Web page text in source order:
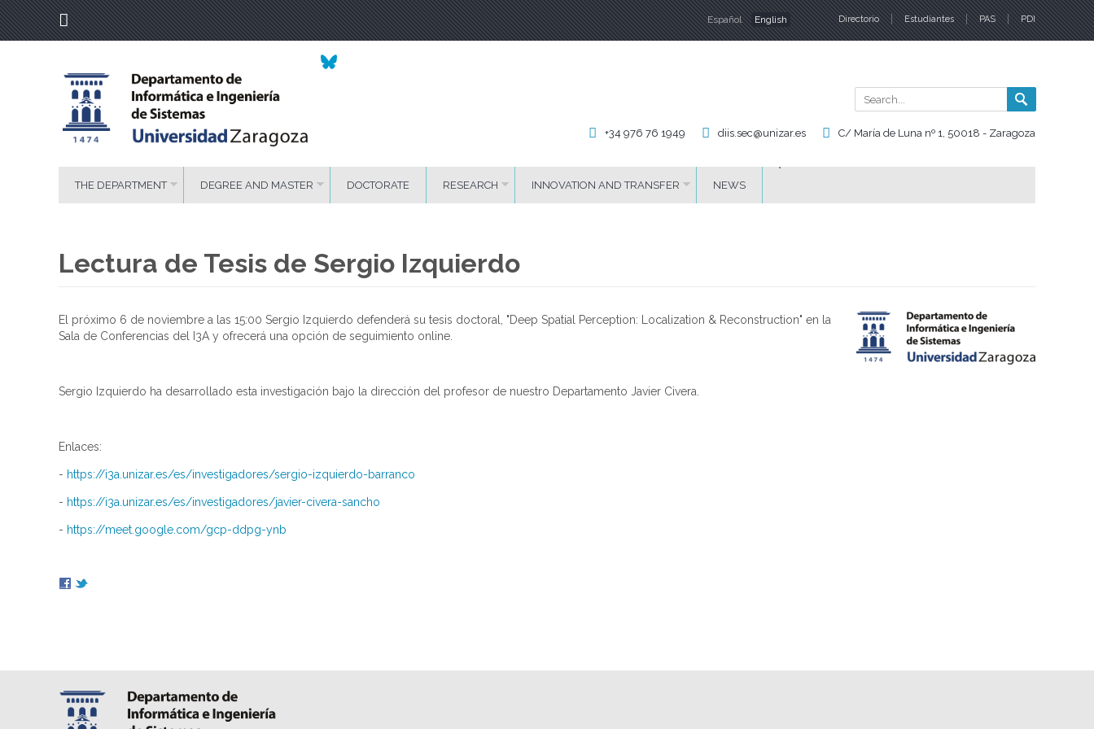
Directorio Estudiantes PAS PDI
Languages
Español English
Search
C/ María de Luna nº 1, 50018 - Zaragoza
diis.sec@unizar.es
+34 976 76 1949
THE DEPARTMENT DEGREE AND MASTER DOCTORATE RESEARCH INNOVATION AND TRANSFER NEWS
Lectura de Tesis de Sergio Izquierdo
El próximo 6 de noviembre a las 15:00 Sergio Izquierdo defenderá su tesis doctoral, "Deep Spatial Perception: Localization & Reconstruction" en la
Sala de Conferencias del I3A y ofrecerá una opción de seguimiento online.
Sergio Izquierdo ha desarrollado esta investigación bajo la dirección del profesor de nuestro Departamento Javier Civera.
Enlaces:
- https://i3a.unizar.es/es/investigadores/sergio-izquierdo-barranco
- https://i3a.unizar.es/es/investigadores/javier-civera-sancho
- https://meet.google.com/gcp-ddpg-ynb